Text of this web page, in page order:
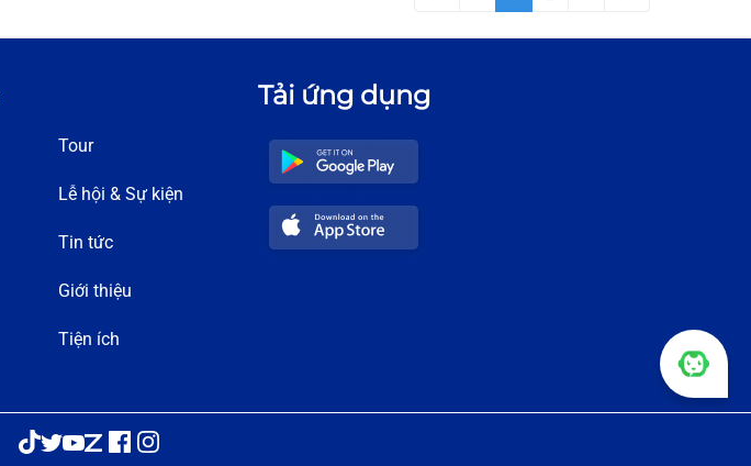
Tour
Lễ hội & Sự kiện
Tin tức
Giới thiệu
Tiện ích
Tải ứng dụng